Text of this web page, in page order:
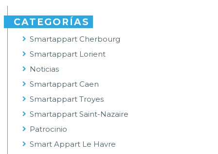
CATEGORÍAS
Smartappart Cherbourg
Smartappart Lorient
Noticias
Smartappart Caen
Smartappart Troyes
Smartappart Saint-Nazaire
Patrocinio
Smart Appart Le Havre